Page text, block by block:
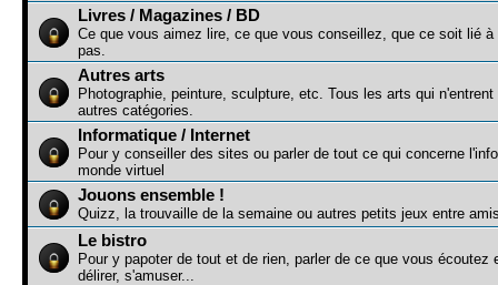
Livres / Magazines / BD
Ce que vous aimez lire, ce que vous conseillez, que ce soit lié à
pas.
Autres arts
Photographie, peinture, sculpture, etc. Tous les arts qui
autres catégories.
Informatique / Internet
Pour y conseiller des sites ou parler de tout ce qui concerne
monde virtuel
Jouons ensemble !
Quizz, la trouvaille de la semaine ou autres petits jeux entre
Le bistro
Pour y papoter de tout et de rien, parler de ce que vous écoutez
délirer, s'amuser...